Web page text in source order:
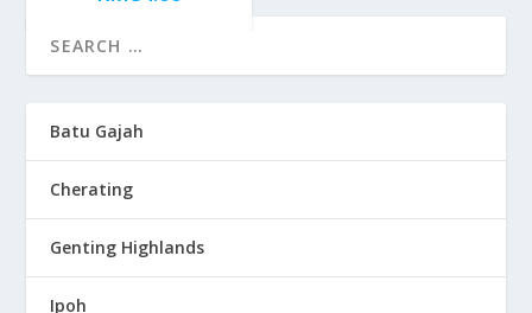
Batu Gajah
Cherating
Genting Highlands
Ipoh